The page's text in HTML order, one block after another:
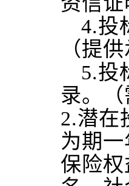
4.投
（提
5.投
录。
2.潜在
为期
保险